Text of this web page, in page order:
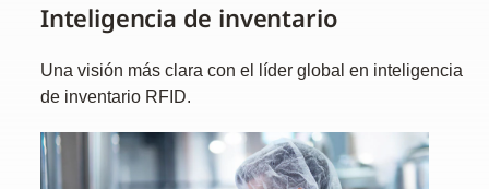
Inteligencia de inventario
Una visión más clara con el líder global en inteligencia
de inventario RFID.